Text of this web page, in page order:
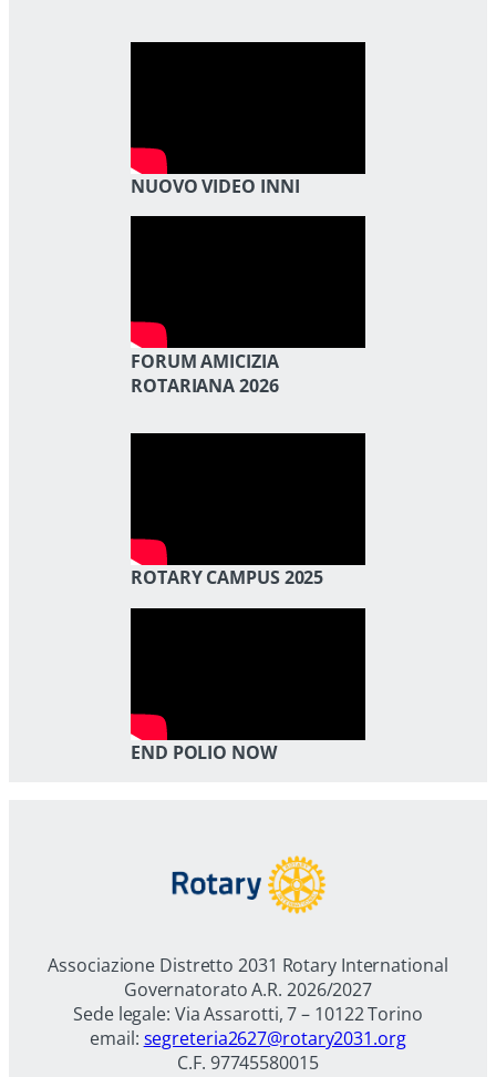
NUOVO VIDEO INNI
FORUM AMICIZIA
ROTARIANA 2026
ROTARY CAMPUS 2025
END POLIO NOW
Associazione Distretto 2031 Rotary International
Governatorato A.R. 2026/2027
Sede legale: Via Assarotti, 7 – 10122 Torino
email: segreteria2627@rotary2031.org
C.F. 97745580015